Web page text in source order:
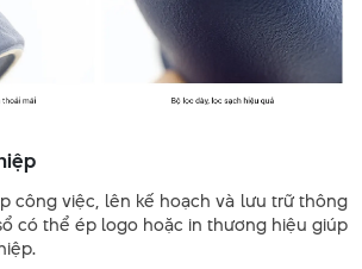
công việc, lên kế hoạch và lưu trữ thông
có thể ép logo hoặc in thương hiệu giúp